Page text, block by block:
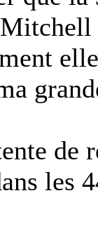
de
les